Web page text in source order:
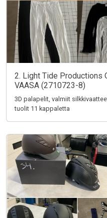
2. Light Tide Productions
VAASA (2710723-8)
3D palapelit, valmiit
tuolit 11 kappaletta